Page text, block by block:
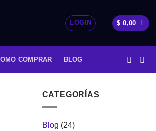
LOGIN $ 0,00
COMPRAR BLOG
CATEGORÍAS
Blog (24)